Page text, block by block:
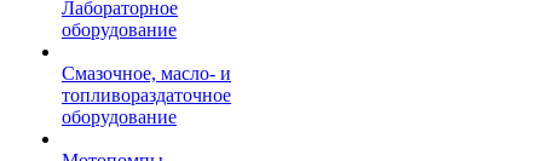
Лабораторное
оборудование
Смазочное, масло- и
топливораздаточное
оборудование